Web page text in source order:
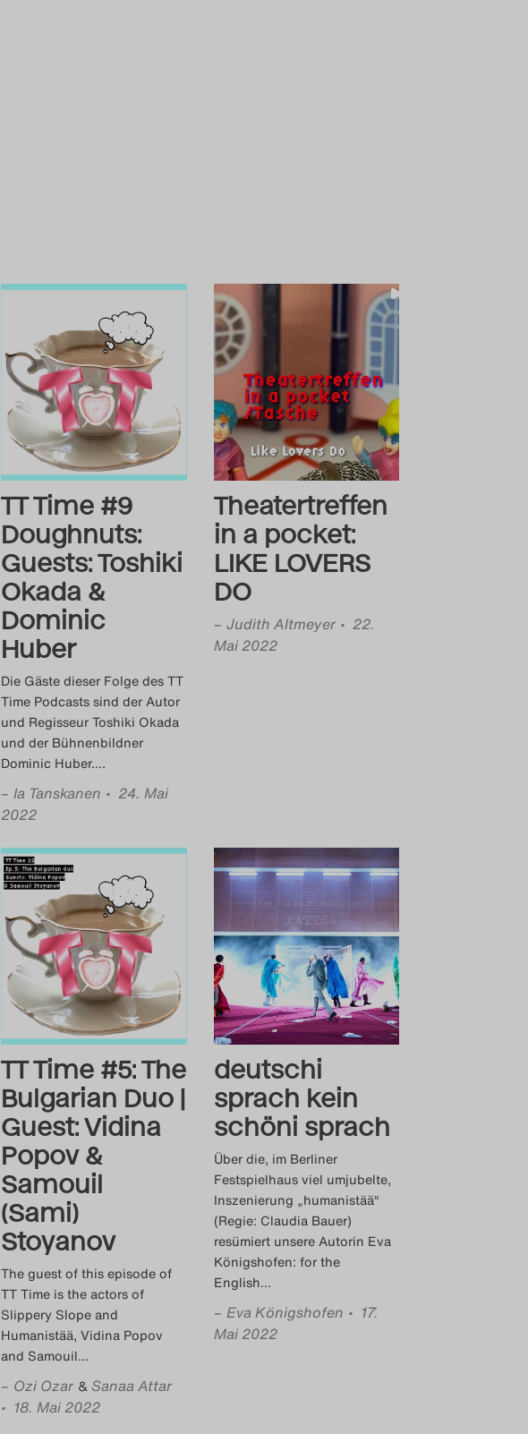
TT Time #9
Doughnuts:
Guests: Toshiki
Okada &
Dominic
Huber
Die Gäste dieser Folge des TT
Time Podcasts sind der Autor
und Regisseur Toshiki Okada
und der Bühnenbildner
Dominic Huber.…
– Ia Tanskanen • 24. Mai
2022
Theatertreffen
in a pocket:
LIKE LOVERS
DO
– Judith Altmeyer • 22.
Mai 2022
TT Time #5: The
Bulgarian Duo |
Guest: Vidina
Popov &
Samouil
(Sami)
Stoyanov
The guest of this episode of
TT Time is the actors of
Slippery Slope and
Humanistää, Vidina Popov
and Samouil…
– Ozi Ozar & Sanaa Attar
• 18. Mai 2022
deutschi
sprach kein
schöni sprach
Über die, im Berliner
Festspielhaus viel umjubelte,
Inszenierung „humanistää“
(Regie: Claudia Bauer)
resümiert unsere Autorin Eva
Königshofen: for the
English…
– Eva Königshofen • 17.
Mai 2022